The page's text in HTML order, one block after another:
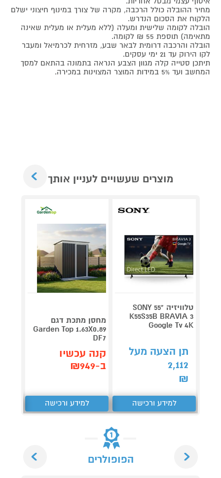
מחיר ההובלה כולל הרכבה, מקרה של צורך במינוף חיצוני ישלם
הלקוח את הסכום הנדרש.
הובלה לקומה שלישית ומעלה (ללא מעלית או מעלית שאינה
מתאימה) תוספת 55 ₪ לקומה
.
הובלה והרכבה דרומית לבאר שבע, מזרחית לכרמיאל ומעבר
לקו הירוק עד 21 ימי עסקים
.
תיתכן סטייה קלה מגוון הצבע הנראה בתמונה בהתאם למסך
המחשב ועד 5% במידות המוצר המצוינות במכירה
.
מוצרים שעשויים לעניין אותך
טלוויזיה "55 SONY
K55S35B BRAVIA 3
Google Tv 4K
תן הצעה מעל
2,112
₪
למידע ורכישה
מחסן מתכת דגם
Garden Top 1.63X0.89
DF7
קנה עכשיו
ב-₪949
למידע ורכישה
הפופולרים